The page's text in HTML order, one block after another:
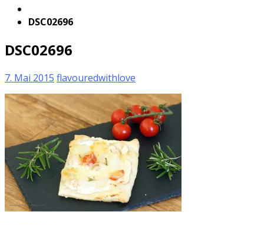
DSC02696
DSC02696
7. Mai 2015 flavouredwithlove